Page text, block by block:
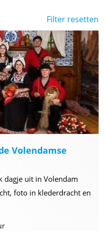
Filter resetten
Volendamse
dagje uit in Volendam
foto in klederdracht en